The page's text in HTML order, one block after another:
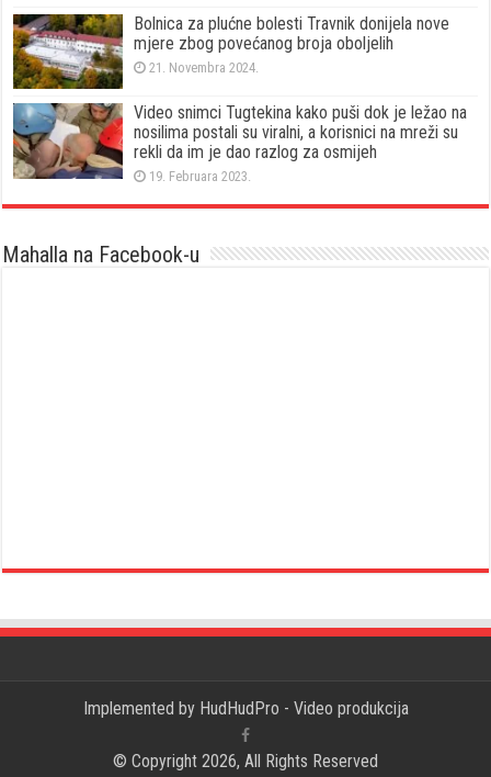
Bolnica za plućne bolesti Travnik donijela nove
mjere zbog povećanog broja oboljelih
21. Novembra 2024.
Video snimci Tugtekina kako puši dok je ležao na
nosilima postali su viralni, a korisnici na mreži su
rekli da im je dao razlog za osmijeh
19. Februara 2023.
Mahalla na Facebook-u
Implemented by HudHudPro - Video produkcija
© Copyright 2026, All Rights Reserved